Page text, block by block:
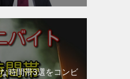
時間帯3選をコンビ